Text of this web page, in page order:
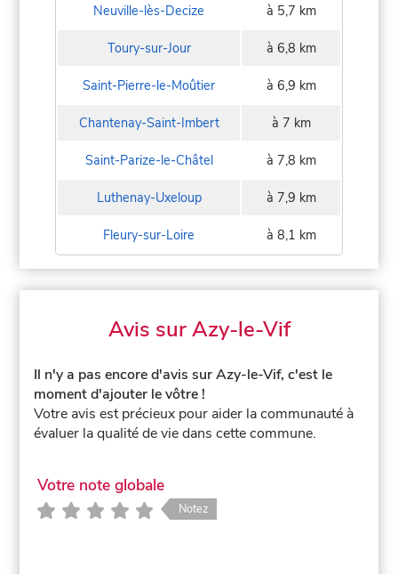
Neuville-lès-Decize à 5,7 km
Toury-sur-Jour à 6,8 km
Saint-Pierre-le-Moûtier à 6,9 km
Chantenay-Saint-Imbert à 7 km
Saint-Parize-le-Châtel à 7,8 km
Luthenay-Uxeloup à 7,9 km
Fleury-sur-Loire à 8,1 km
Avis sur Azy-le-Vif
Il n'y a pas encore d'avis sur Azy-le-Vif, c'est le
moment d'ajouter le vôtre !
Votre avis est précieux pour aider la communauté à
évaluer la qualité de vie dans cette commune.
Votre note globale
Notez